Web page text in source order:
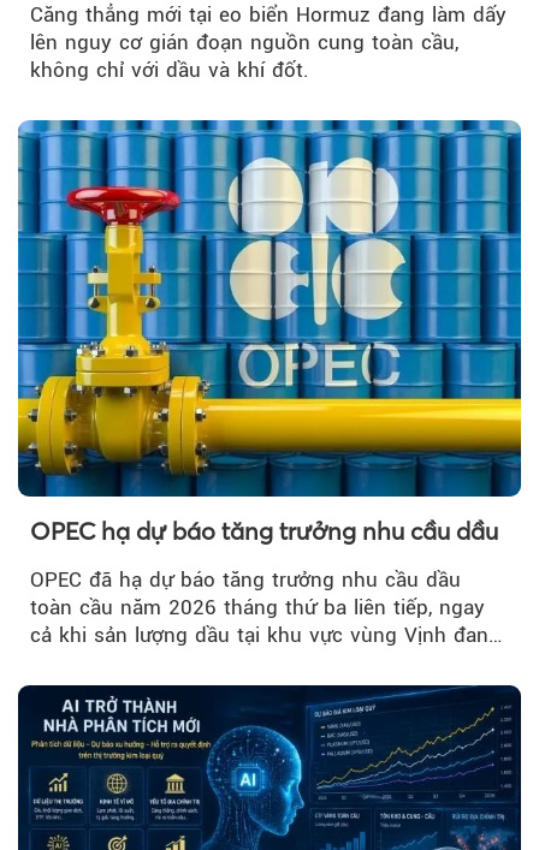
Căng thẳng mới tại eo biển Hormuz đang làm dấy
lên nguy cơ gián đoạn nguồn cung toàn cầu,
không chỉ với dầu và khí đốt.
OPEC hạ dự báo tăng trưởng nhu cầu dầu
OPEC đã hạ dự báo tăng trưởng nhu cầu dầu
toàn cầu năm 2026 tháng thứ ba liên tiếp, ngay
cả khi sản lượng dầu tại khu vực vùng Vịnh đang